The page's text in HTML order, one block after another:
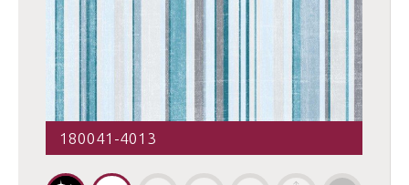
180041-4013